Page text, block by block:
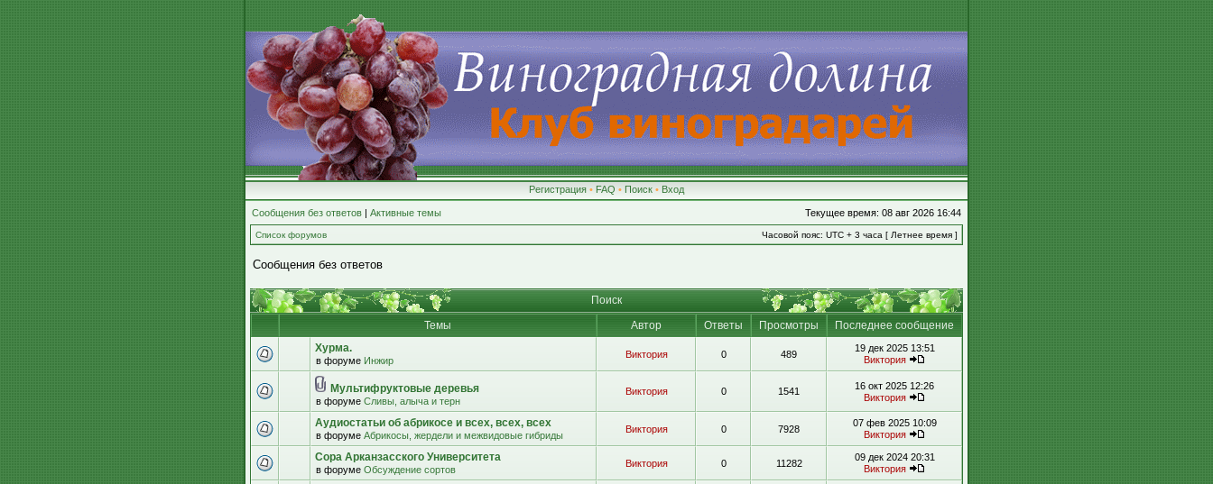
Регистрация • FAQ • Поиск • Вход
Сообщения без ответов | Активные темы Текущее время: 08 авг 2026 16:44
Список форумов Часовой пояс: UTC + 3 часа [ Летнее время ]
Сообщения без ответов
Поиск
Темы
Автор Ответы Просмотры
Последнее сообщение
Хурма.
в форуме Инжир
Виктория 0 489
19 дек 2025 13:51
Виктория
Мультифруктовые деревья
в форуме Сливы, алыча и терн
Виктория 0 1541
16 окт 2025 12:26
Виктория
Аудиостатьи об абрикосе и всех, всех, всех
в форуме Абрикосы, жердели и межвидовые гибриды
Виктория 0 7928
07 фев 2025 10:09
Виктория
Сора Арканзасского Университета
в форуме Обсуждение сортов
Виктория 0 11282
09 дек 2024 20:31
Виктория